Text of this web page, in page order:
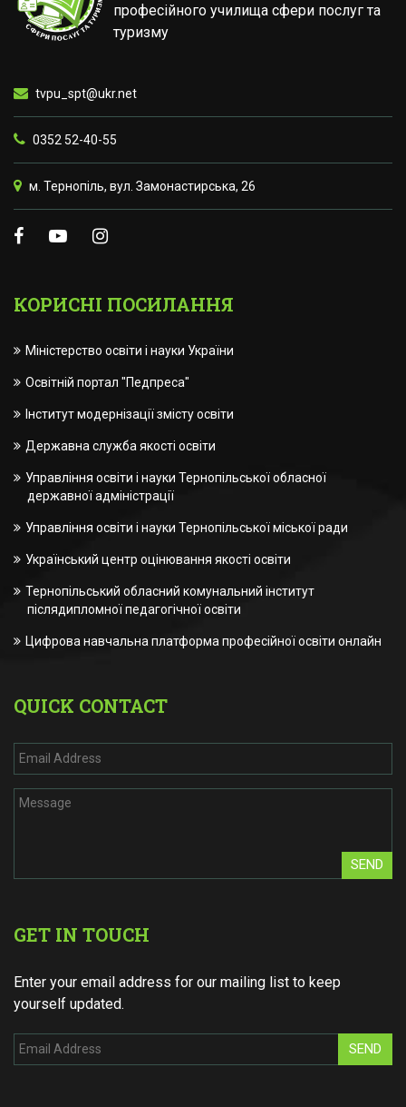
професійного училища сфери послуг та
туризму
tvpu_spt@ukr.net
0352 52-40-55
м. Тернопіль, вул. Замонастирська, 26
КОРИСНІ ПОСИЛАННЯ
Міністерство освіти і науки України
Освітній портал "Педпреса"
Інститут модернізації змісту освіти
Державна служба якості освіти
Управління освіти і науки Тернопільської обласної
державної адміністрації
Управління освіти і науки Тернопільської міської ради
Український центр оцінювання якості освіти
Тернопільський обласний комунальний інститут
післядипломної педагогічної освіти
Цифрова навчальна платформа професійної освіти онлайн
QUICK CONTACT
SEND
GET IN TOUCH
Enter your email address for our mailing list to keep
yourself updated.
SEND